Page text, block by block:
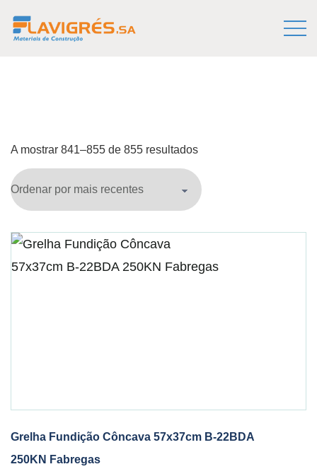
A mostrar 841–855 de 855 resultados
Grelha Fundição Côncava 57x37cm B-22BDA
250KN Fabregas